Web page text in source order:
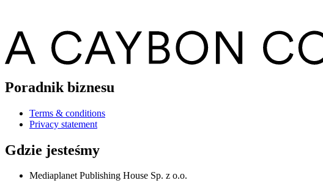
Poradnik biznesu
Terms & conditions
Privacy statement
Gdzie jesteśmy
Mediaplanet Publishing House Sp. z o.o.